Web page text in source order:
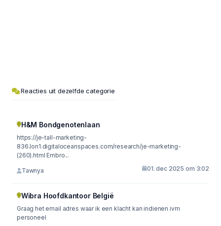
Reacties uit dezelfde categorie
H&M Bondgenotenlaan
https://je-tall-marketing-
836.lon1.digitaloceanspaces.com/research/je-marketing-
(260).html Embro...
Tawnya 01. dec 2025 om 3:02
Wibra Hoofdkantoor België
Graag het email adres waar ik een klacht kan indienen ivm
personeel